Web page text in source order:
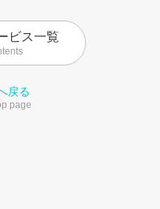
ビス一覧
戻る
page